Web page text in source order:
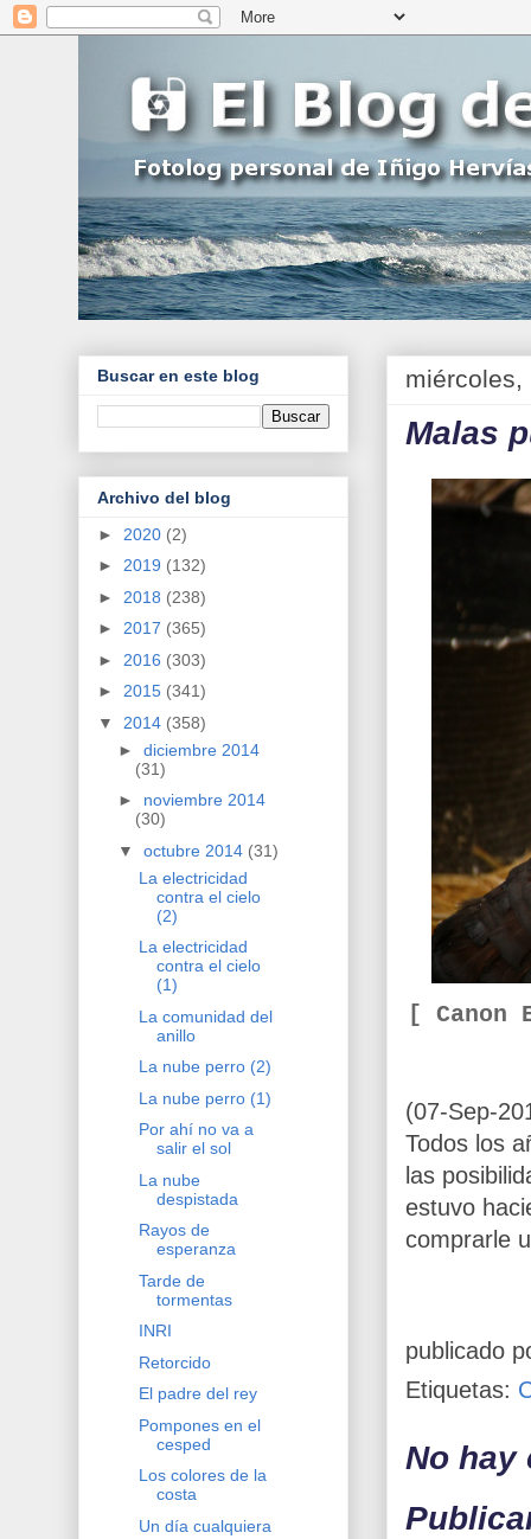
miércoles,
Malas
[ Canon
(07-Sep-
Todos los
las
estuvo
comprarle
publicado
Etiquetas:
No hay
Buscar en este blog
Archivo del blog
► 2020 (2)
► 2019 (132)
► 2018 (238)
► 2017 (365)
► 2016 (303)
► 2015 (341)
▼ 2014 (358)
► diciembre 2014
(31)
► noviembre 2014
(30)
▼ octubre 2014 (31)
La electricidad
contra el cielo
(2)
La electricidad
contra el cielo
(1)
La comunidad del
anillo
La nube perro (2)
La nube perro (1)
Por ahí no va a
salir el sol
La nube
despistada
Rayos de
esperanza
Tarde de
tormentas
INRI
Retorcido
El padre del rey
Pompones en el
cesped
Los colores de la
costa
Un día cualquiera